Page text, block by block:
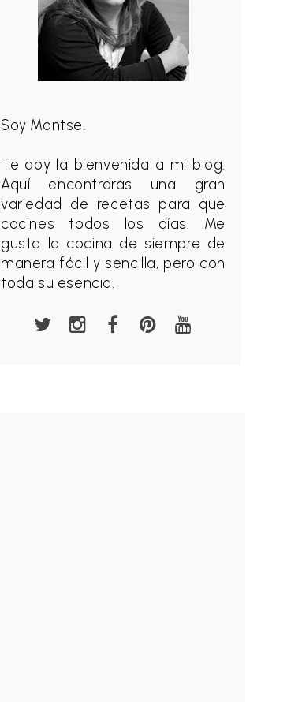
Soy Montse.
Te doy la bienvenida a mi blog.
Aquí encontrarás una gran
variedad de recetas para que
cocines todos los días. Me
gusta la cocina de siempre de
manera fácil y sencilla, pero con
toda su esencia.